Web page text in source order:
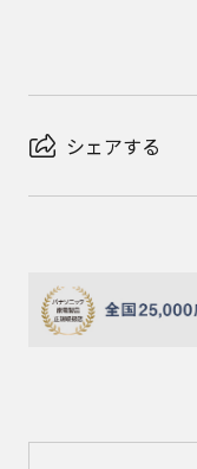
シェアする